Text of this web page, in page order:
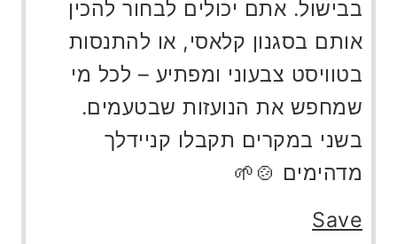
בבישול. אתם יכולים לבחור להכין
אותם בסגנון קלאסי, או להתנסות
בטוויסט צבעוני ומפתיע – לכל מי
שמחפש את הנועזות שבטעמים.
בשני במקרים תקבלו קניידלך
מדהימים 🍲🌱
Save